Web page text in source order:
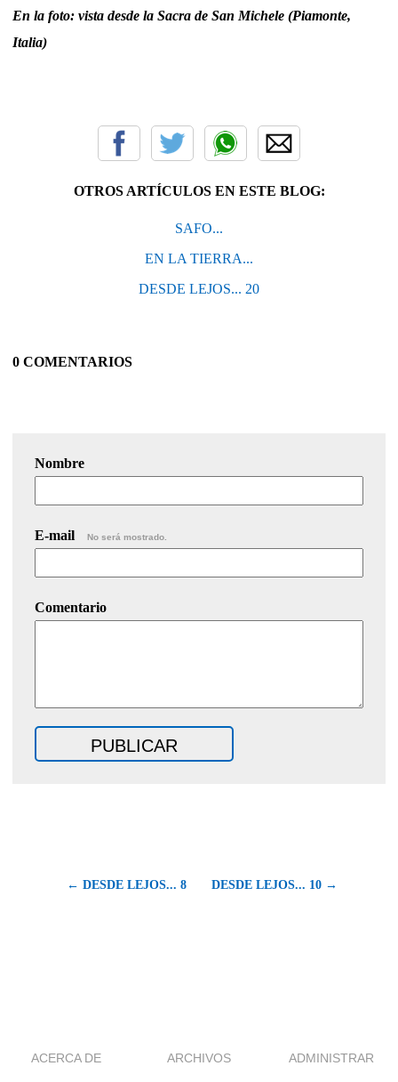
En la foto: vista desde la Sacra de San Michele (Piamonte,
Italia)
OTROS ARTÍCULOS EN ESTE BLOG:
SAFO...
EN LA TIERRA...
DESDE LEJOS... 20
0 COMENTARIOS
Nombre
E-mail No será mostrado.
Comentario
← DESDE LEJOS... 8 DESDE LEJOS... 10 →
ACERCA DE ARCHIVOS ADMINISTRAR